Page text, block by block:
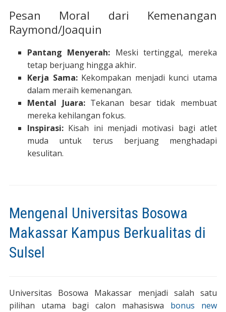
Pesan Moral dari Kemenangan
Raymond/Joaquin
Pantang Menyerah: Meski tertinggal, mereka
tetap berjuang hingga akhir.
Kerja Sama:Kekompakan menjadi kunci utama
dalam meraih kemenangan.
Mental Juara:Tekanan besar tidak membuat
mereka kehilangan fokus.
Inspirasi:Kisah ini menjadi motivasi bagi atlet
muda untuk terus berjuang menghadapi
kesulitan.
Mengenal Universitas Bosowa
Makassar Kampus Berkualitas di
Sulsel
Universitas Bosowa Makassar menjadi salah satu
pilihan utama bagi calon mahasiswa bonus new